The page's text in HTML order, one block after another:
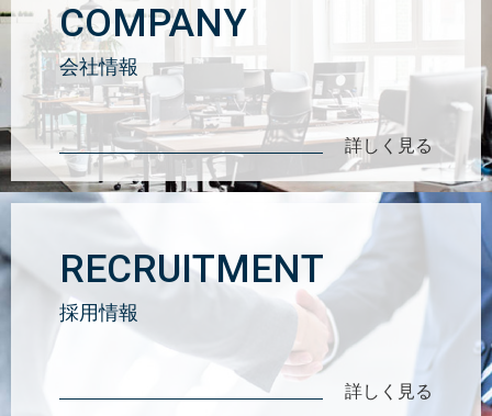
COMPANY
会社情報
詳しく見る
RECRUITMENT
採用情報
詳しく見る